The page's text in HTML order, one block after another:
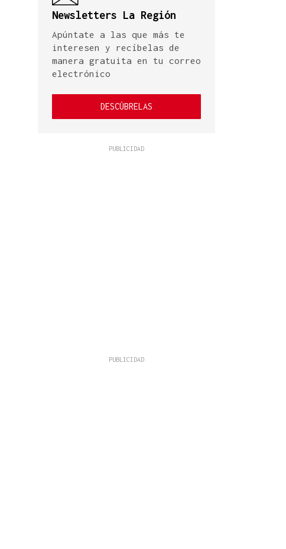
Newsletters La Región
Apúntate a las que más te
interesen y recíbelas de
manera gratuita en tu correo
electrónico
DESCÚBRELAS